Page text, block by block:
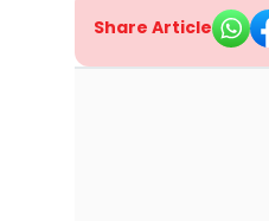
Share Article